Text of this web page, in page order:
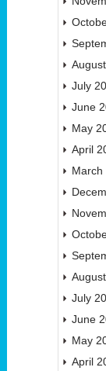
July
June
May
April
March
July
June
May
April